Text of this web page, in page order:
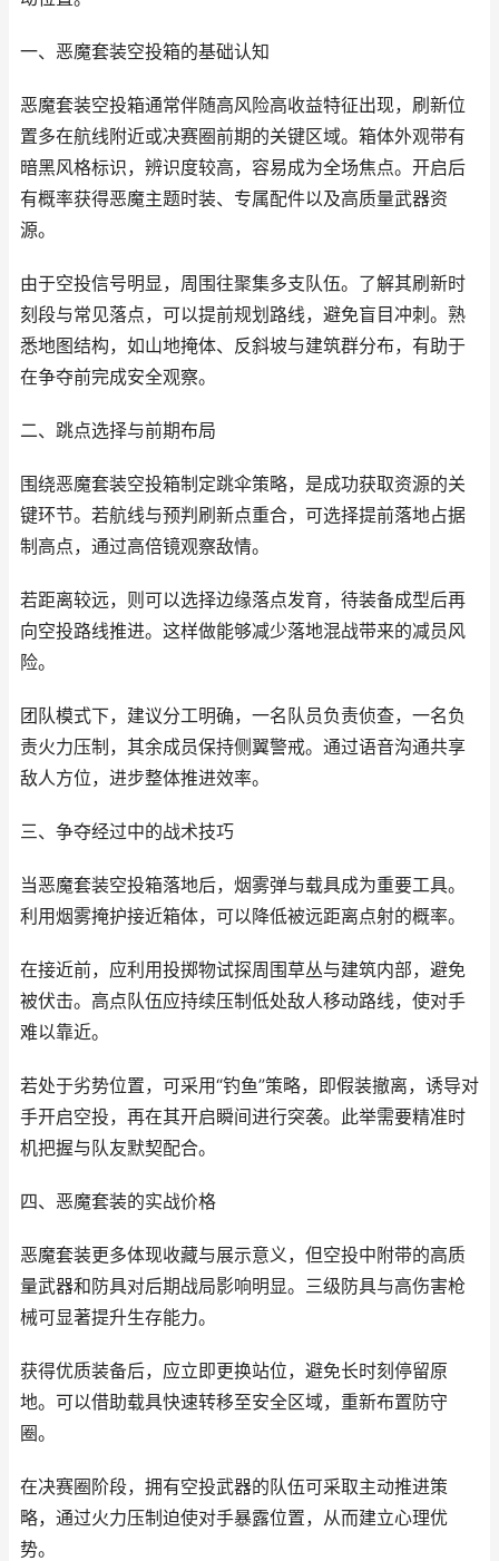
一、恶魔套装空投箱的基础认知
恶魔套装空投箱通常伴随高风险高收益特征出现，刷新位
置多在航线附近或决赛圈前期的关键区域。箱体外观带有
暗黑风格标识，辨识度较高，容易成为全场焦点。开启后
有概率获得恶魔主题时装、专属配件以及高质量武器资
源。
由于空投信号明显，周围往聚集多支队伍。了解其刷新时
刻段与常见落点，可以提前规划路线，避免盲目冲刺。熟
悉地图结构，如山地掩体、反斜坡与建筑群分布，有助于
在争夺前完成安全观察。
二、跳点选择与前期布局
围绕恶魔套装空投箱制定跳伞策略，是成功获取资源的关
键环节。若航线与预判刷新点重合，可选择提前落地占据
制高点，通过高倍镜观察敌情。
若距离较远，则可以选择边缘落点发育，待装备成型后再
向空投路线推进。这样做能够减少落地混战带来的减员风
险。
团队模式下，建议分工明确，一名队员负责侦查，一名负
责火力压制，其余成员保持侧翼警戒。通过语音沟通共享
敌人方位，进步整体推进效率。
三、争夺经过中的战术技巧
当恶魔套装空投箱落地后，烟雾弹与载具成为重要工具。
利用烟雾掩护接近箱体，可以降低被远距离点射的概率。
在接近前，应利用投掷物试探周围草丛与建筑内部，避免
被伏击。高点队伍应持续压制低处敌人移动路线，使对手
难以靠近。
若处于劣势位置，可采用“钓鱼”策略，即假装撤离，诱导对
手开启空投，再在其开启瞬间进行突袭。此举需要精准时
机把握与队友默契配合。
四、恶魔套装的实战价格
恶魔套装更多体现收藏与展示意义，但空投中附带的高质
量武器和防具对后期战局影响明显。三级防具与高伤害枪
械可显著提升生存能力。
获得优质装备后，应立即更换站位，避免长时刻停留原
地。可以借助载具快速转移至安全区域，重新布置防守
圈。
在决赛圈阶段，拥有空投武器的队伍可采取主动推进策
略，通过火力压制迫使对手暴露位置，从而建立心理优
势。